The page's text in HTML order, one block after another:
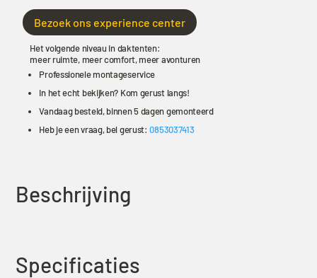
Bezoek ons experience center
Het volgende niveau in daktenten:
meer ruimte, meer comfort, meer avonturen
Professionele montageservice
In het echt bekijken? Kom gerust langs!
Vandaag besteld, binnen 5 dagen gemonteerd
Heb je een vraag, bel gerust:0853037413
Beschrijving
Specificaties